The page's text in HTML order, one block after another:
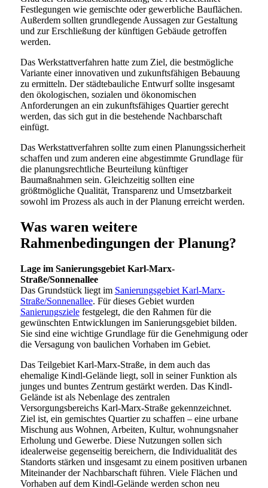
Festlegungen wie gemischte oder gewerbliche Bauflächen.
Außerdem sollten grundlegende Aussagen zur Gestaltung
und zur Erschließung der künftigen Gebäude getroffen
werden.
Das Werkstattverfahren hatte zum Ziel, die bestmögliche
Variante einer innovativen und zukunftsfähigen Bebauung
zu ermitteln. Der städtebauliche Entwurf sollte insgesamt
den ökologischen, sozialen und ökonomischen
Anforderungen an ein zukunftsfähiges Quartier gerecht
werden, das sich gut in die bestehende Nachbarschaft
einfügt.
Das Werkstattverfahren sollte zum einen Planungssicherheit
schaffen und zum anderen eine abgestimmte Grundlage für
die planungsrechtliche Beurteilung künftiger
Baumaßnahmen sein. Gleichzeitig sollten eine
größtmögliche Qualität, Transparenz und Umsetzbarkeit
sowohl im Prozess als auch in der Planung erreicht werden.
Was waren weitere
Rahmenbedingungen der Planung?
Lage im Sanierungsgebiet Karl-Marx-
Straße/Sonnenallee
Das Grundstück liegt im Sanierungsgebiet Karl-Marx-
Straße/Sonnenallee. Für dieses Gebiet wurden
Sanierungszielefestgelegt, die den Rahmen für die
gewünschten Entwicklungen im Sanierungsgebiet bilden.
Sie sind eine wichtige Grundlage für die Genehmigung oder
die Versagung von baulichen Vorhaben im Gebiet.
Das Teilgebiet Karl-Marx-Straße, in dem auch das
ehemalige Kindl-Gelände liegt, soll in seiner Funktion als
junges und buntes Zentrum gestärkt werden. Das Kindl-
Gelände ist als Nebenlage des zentralen
Versorgungsbereichs Karl-Marx-Straße gekennzeichnet.
Ziel ist, ein gemischtes Quartier zu schaffen – eine urbane
Mischung aus Wohnen, Arbeiten, Kultur, wohnungsnaher
Erholung und Gewerbe. Diese Nutzungen sollen sich
idealerweise gegenseitig bereichern, die Individualität des
Standorts stärken und insgesamt zu einem positiven urbanen
Miteinander der Nachbarschaft führen. Viele Flächen und
Vorhaben auf dem Kindl-Gelände werden schon neu